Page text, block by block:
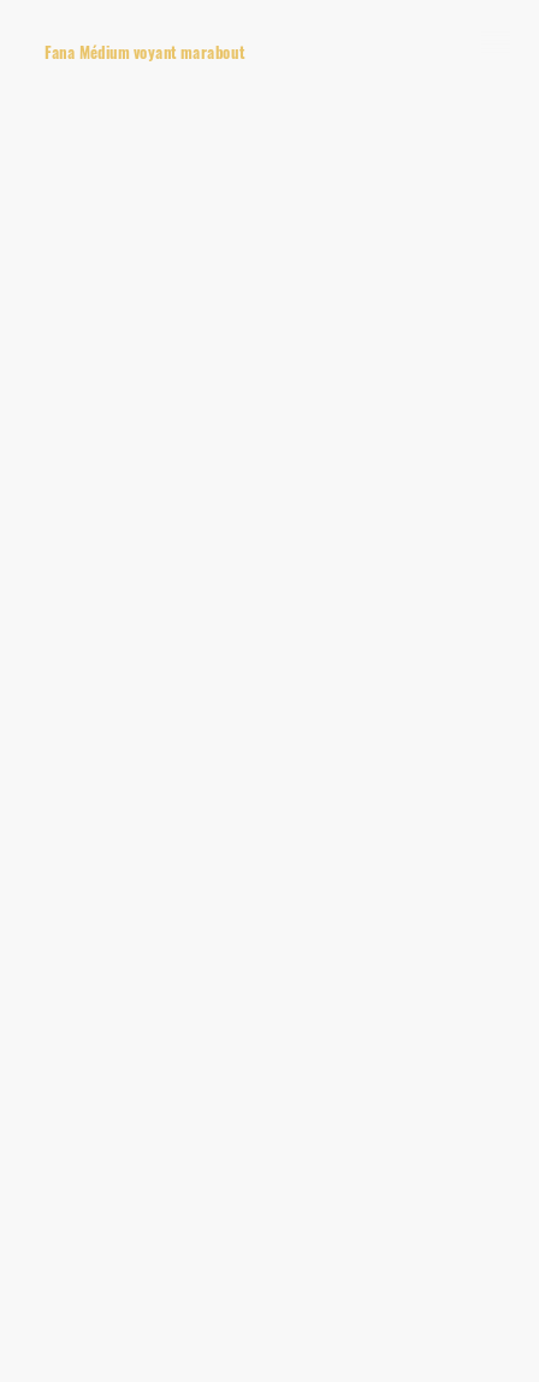
Fana Médium voyant marabout